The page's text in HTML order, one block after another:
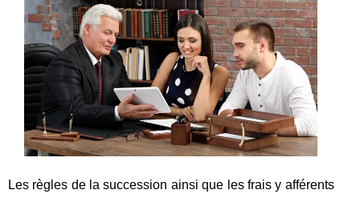
Les règles de la succession ainsi que les frais y afférents